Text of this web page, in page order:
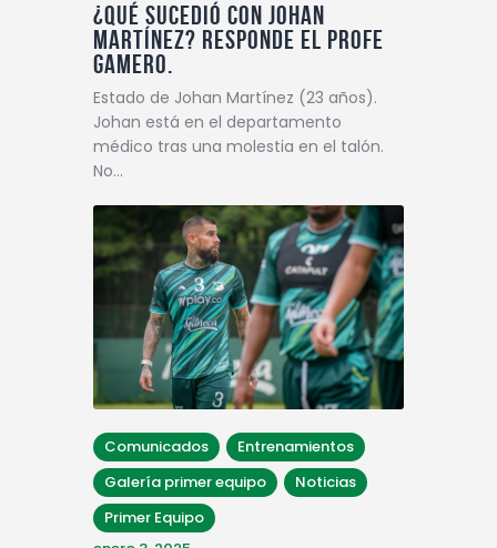
¿Qué sucedió con Johan
Martínez? Responde el profe
Gamero.
Estado de Johan Martínez (23 años).
Johan está en el departamento
médico tras una molestia en el talón.
No…
Comunicados
Entrenamientos
Galería primer equipo
Noticias
Primer Equipo